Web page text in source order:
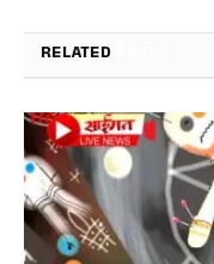
RELATED